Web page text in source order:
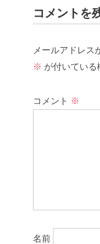
コメントを
メールアドレス
※ が付いている
コメント ※
名前